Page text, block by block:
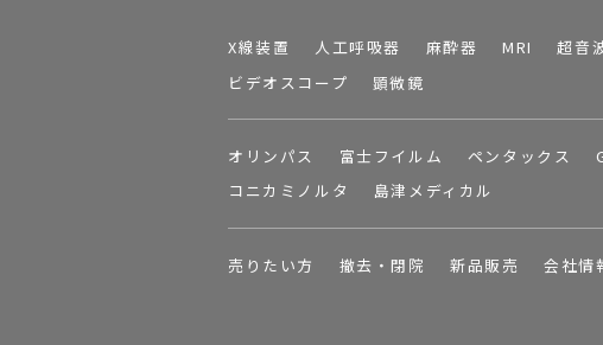
X線装置 人工呼吸器 麻酔器 MRI 超音
ビデオスコープ
顕微鏡
オリンパス 富士フイルム ペンタックス
コニカミノルタ
島津メディカル
売りたい方 撤去・閉院 新品販売 会社情